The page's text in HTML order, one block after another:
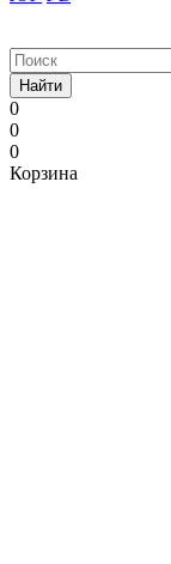
Найти
0
0
0
Корзина